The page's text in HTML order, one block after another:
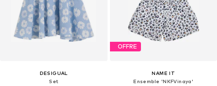
DESIGUAL
Set
OFFRE
NAME IT
Ensemble 'NKFVinaya'